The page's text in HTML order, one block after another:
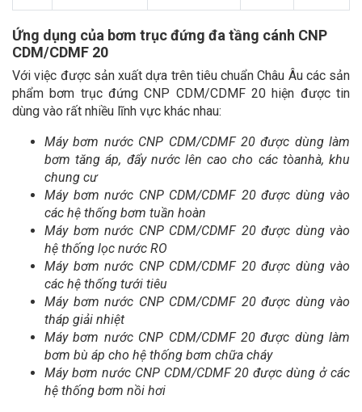
Ứng dụng của bơm trục đứng đa tầng cánh CNP
CDM/CDMF 20
Với việc được sản xuất dựa trên tiêu chuẩn Châu Âu các sản
phẩm bơm trục đứng CNP CDM/CDMF 20 hiện được tin
dùng vào rất nhiều lĩnh vực khác nhau:
Máy bơm nước CNP CDM/CDMF 20 được dùng làm
bơm tăng áp, đẩy nước lên cao cho các tòanhà, khu
chung cư
Máy bơm nước CNP CDM/CDMF 20 được dùng vào
các hệ thống bơm tuần hoàn
Máy bơm nước CNP CDM/CDMF 20 được dùng vào
hệ thống lọc nước RO
Máy bơm nước CNP CDM/CDMF 20 được dùng vào
các hệ thống tưới tiêu
Máy bơm nước CNP CDM/CDMF 20 được dùng vào
tháp giải nhiệt
Máy bơm nước CNP CDM/CDMF 20 được dùng làm
bơm bù áp cho hệ thống bơm chữa cháy
Máy bơm nước CNP CDM/CDMF 20 được dùng ở các
hệ thống bơm nồi hơi